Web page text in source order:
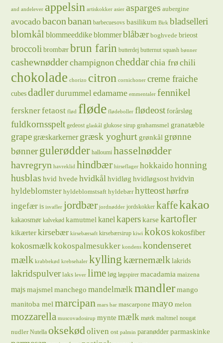
and andelever appelsin artiskokker asier asparges aubergine
avocadobaconbanan barbecuesovs basilikum Birk bladselleri
blomkål blommeeddikeblommerblåbær boghvede brieost
broccoli brombær brun farin butterdej butternut squash bønner
cashewnødderchampignoncheddarchia frøchili
chokolade chorizo citron cornichoner creme fraiche
cubes dadlerdurummeledamame emmentaler fennikel
fersknerfetaost flød fløde flødeboller flødeost forårsløg
fuldkornsspelt gedeost glaskål glukose sirup grahamsmel granatæble
grape græskarkernergræsk yoghurt grønkål grønne
bønnergulerødder halloumi hasselnødder
havregryn havreklid hindbær hirseflager hokkaido honning
husblas hvid hvede hvidkålhvidløg hvidløgsost hvidvin
hyldeblomster hyldeblomstsaft hyldebær hytteosthørfrø
ingefær is isvafler jordbær jordnødder jordskokker kaffekakao
kakaosmør kalvekød kamutmel kanelkaperskarse kartofler
kikærterkirsebær kirsebærsaft kirsebærsirup kiwi kokoskokosfiber
kokosmælkkokospalmesukker kondens kondenseret
mælk krabbekød krebsehaler kylling kærnemælk lakrids
lakridspulver laks lever lime løg løgspirer macadamia maizena
majsmajsmel manchego mandelmælkmandler mango
manitoba mel marcipan mars bar mascarpone mayo melon
mozzarella muscovadosirup mynte mælk mørk maltmel nougat
nudler Nutella oksekødoliven ost palmin paranødder parmaskinke